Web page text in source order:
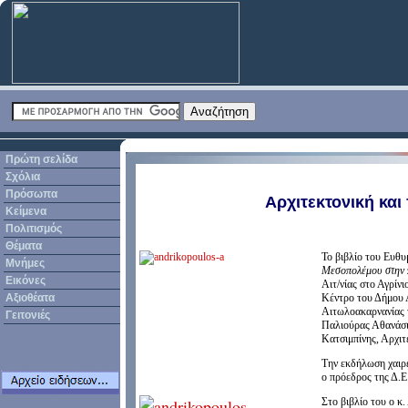
Πρώτη σελίδα
Σχόλια
Πρόσωπα
Κείμενα
Πολιτισμός
Θέματα
Μνήμες
Εικόνες
Αξιοθέατα
Γειτονιές
Αρχιτεκτονική
Το βιβλίο του
Μεσοπολέμου στην
Αιτ/νίας στο
Κέντρο του Δήμου
Αιτωλοακαρνανίας
Παλιούρας
Κατσιμπίνης,
Την εκδήλωση
ο πρόεδρος της
Στο βιβλίο του ο